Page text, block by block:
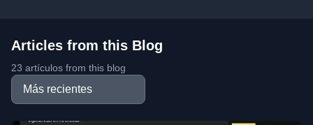
Articles from this Blog
23 artículos from this blog